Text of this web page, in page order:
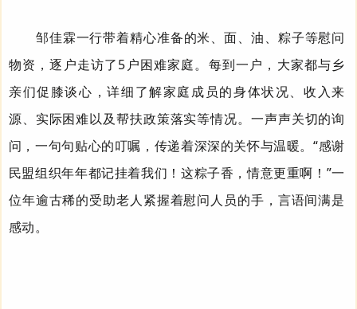
邹佳霖一行带着精心准备的米、面、油、粽子等慰问
物资，逐户走访了5 户困难家庭。每到一户， 大家都与乡
亲们促膝谈心，详细了解家庭成员的身体状况、收入来
源、实际困难以及帮扶政策落实等情况。一声声关切的询
问，一句句贴心的叮嘱，传递着深深的关怀与温暖。“感谢
民盟组织年年都记挂着我们！这粽子香，情意更重啊！”一
位年逾古稀的受助老人紧握着慰问人员的手，言语间满是
感动。